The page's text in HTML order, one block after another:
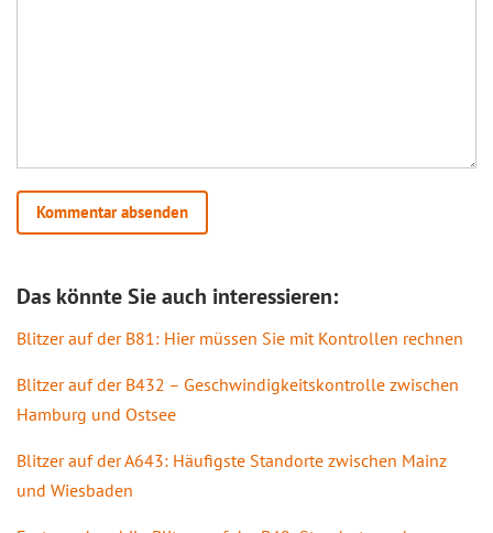
Das könnte Sie auch interessieren:
Blitzer auf der B81: Hier müssen Sie mit Kontrollen rechnen
Blitzer auf der B432 – Geschwindigkeitskontrolle zwischen
Hamburg und Ostsee
Blitzer auf der A643: Häufigste Standorte zwischen Mainz
und Wiesbaden